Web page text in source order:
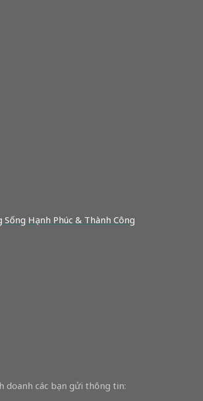
Hạnh Phúc & Thành Công
doanh các bạn gửi thông tin: